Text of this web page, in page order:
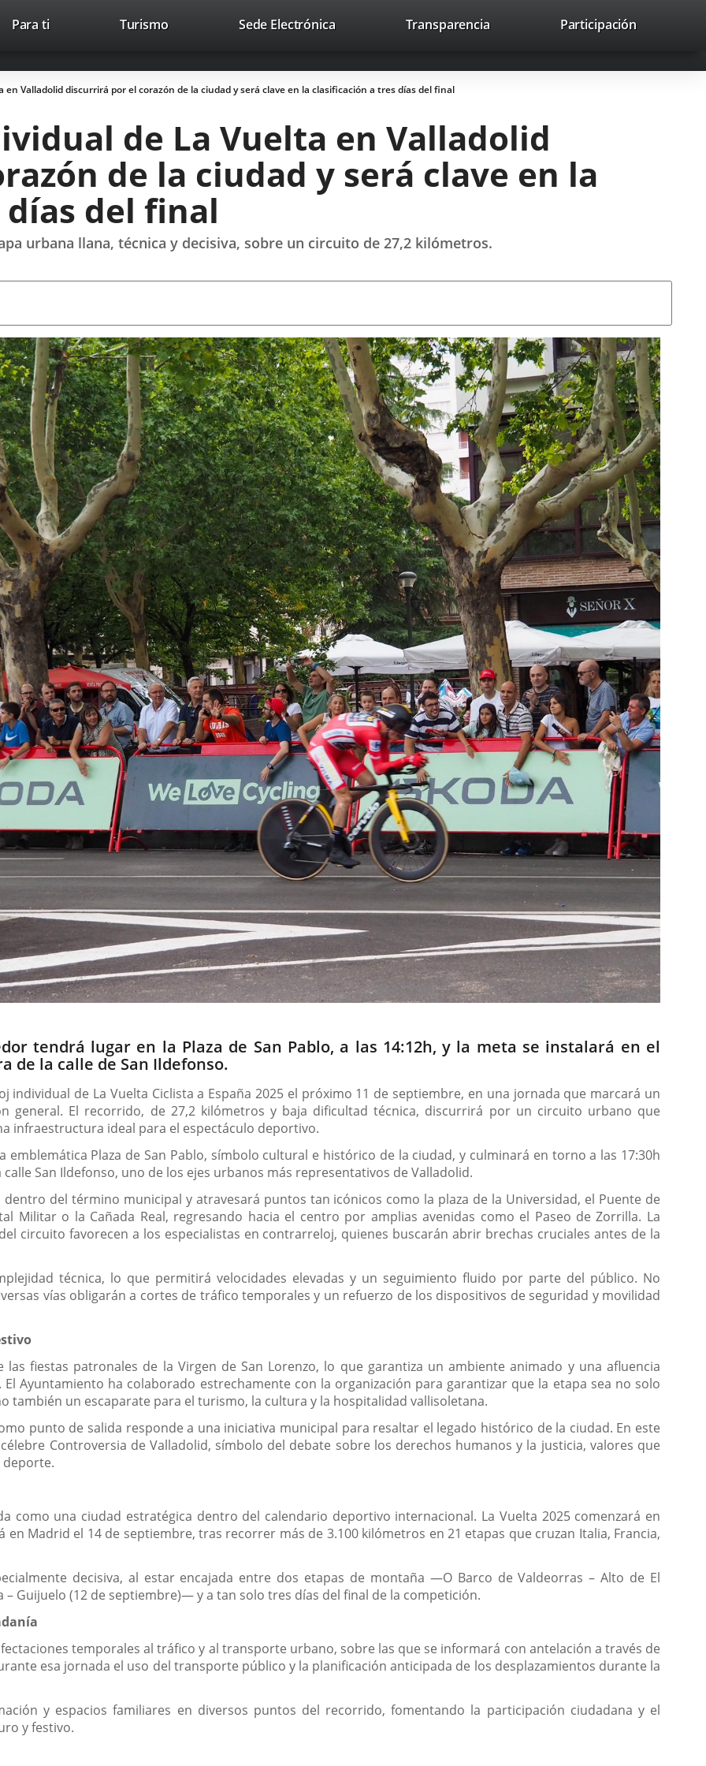
Trabaja con nosotros Contacto avaHeaderSocial
Enlace
una
aplicación
Enlace
una
aplicación
Enlace
una
Buscar
Para ti TurismoEste
abrirá
en
ventana
nueva.
Sede ElectrónicaEnlace
aplicación
externa.
Transparencia Participación
Valladolid discurrirá por el corazón de la ciudad y será clave en la clasificación a tres días del final
de La Vuelta en Valladolid
de la ciudad y será clave en la
del final
urbana llana, técnica y decisiva, sobre un circuito de 27,2 kilómetros.
tendrá lugar en la Plaza de San Pablo, a las 14:12h, y la meta se instalará en el
de la calle de San Ildefonso.
individual de La Vuelta Ciclista a España 2025 el próximo 11 de septiembre, en una jornada que marcará un
general. El recorrido, de 27,2 kilómetros y baja dificultad técnica, discurrirá por un circuito urbano que
infraestructura ideal para el espectáculo deportivo.
emblemática Plaza de San Pablo, símbolo cultural e histórico de la ciudad, y culminará en torno a las 17:30h
San Ildefonso, uno de los ejes urbanos más representativos de Valladolid.
del término municipal y atravesará puntos tan icónicos como la plaza de la Universidad, el Puente de
Militar o la Cañada Real, regresando hacia el centro por amplias avenidas como el Paseo de Zorrilla. La
circuito favorecen a los especialistas en contrarreloj, quienes buscarán abrir brechas cruciales antes de la
técnica, lo que permitirá velocidades elevadas y un seguimiento fluido por parte del público. No
vías obligarán a cortes de tráfico temporales y un refuerzo de los dispositivos de seguridad y movilidad
fiestas patronales de la Virgen de San Lorenzo, lo que garantiza un ambiente animado y una afluencia
Ayuntamiento ha colaborado estrechamente con la organización para garantizar que la etapa sea no solo
también un escaparate para el turismo, la cultura y la hospitalidad vallisoletana.
punto de salida responde a una iniciativa municipal para resaltar el legado histórico de la ciudad. En este
Controversia de Valladolid, símbolo del debate sobre los derechos humanos y la justicia, valores que
deporte.
como una ciudad estratégica dentro del calendario deportivo internacional. La Vuelta 2025 comenzará en
en Madrid el 14 de septiembre, tras recorrer más de 3.100 kilómetros en 21 etapas que cruzan Italia, Francia,
decisiva, al estar encajada entre dos etapas de montaña —O Barco de Valdeorras – Alto de El
– Guijuelo (12 de septiembre)— y a tan solo tres días del final de la competición.
temporales al tráfico y al transporte urbano, sobre las que se informará con antelación a través de
esa jornada el uso del transporte público y la planificación anticipada de los desplazamientos durante la
y espacios familiares en diversos puntos del recorrido, fomentando la participación ciudadana y el
y festivo.